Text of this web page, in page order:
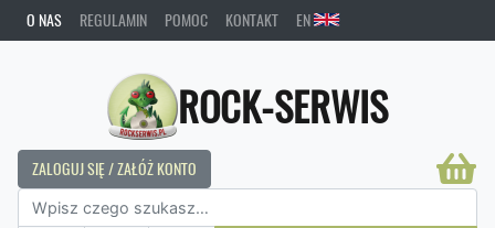
O NAS REGULAMIN POMOC KONTAKT EN
ROCK-SERWIS
ZALOGUJ SIĘ / ZAŁÓŻ KONTO